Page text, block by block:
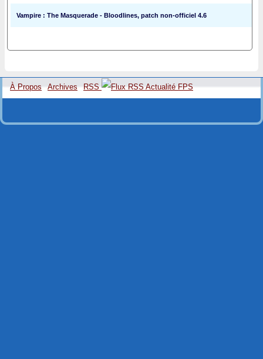
Vampire : The Masquerade - Bloodlines, patch non-officiel 4.6
À Propos Archives RSS